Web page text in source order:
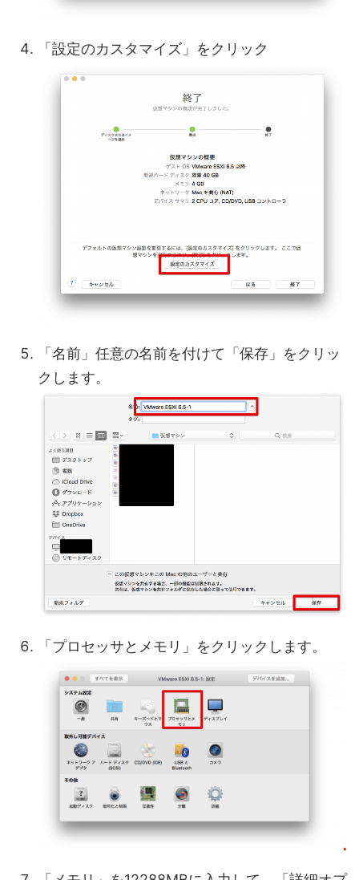
「設定のカスタマイズ」をクリック
「名前」任意の名前を付けて「保存」をクリッ
クします。
「プロセッサとメモリ」をクリックします。